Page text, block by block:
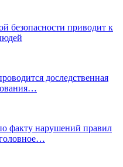
безопасности приводит к
доследственная
факту нарушений правил